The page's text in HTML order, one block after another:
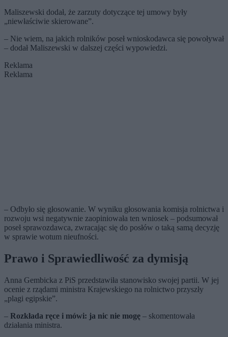
Maliszewski dodał, że zarzuty dotyczące tej umowy były
„niewłaściwie skierowane”.
– Nie wiem, na jakich rolników poseł wnioskodawca się powoływał
– dodał Maliszewski w dalszej części wypowiedzi.
Reklama
Reklama
– Odbyło się głosowanie. W wyniku głosowania komisja rolnictwa i
rozwoju wsi negatywnie zaopiniowała ten wniosek – podsumował
poseł sprawozdawca, zwracając się do posłów o taką samą decyzję
w sprawie wotum nieufności.
Prawo i Sprawiedliwość za dymisją
Anna Gembicka z PiS przedstawiła stanowisko swojej partii. W jej
ocenie z rządami ministra Krajewskiego na rolnictwo przyszły
„plagi egipskie”.
– Rozkłada ręce i mówi: ja nic nie mogę – skomentowała
działania ministra.